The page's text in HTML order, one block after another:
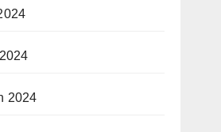
2024